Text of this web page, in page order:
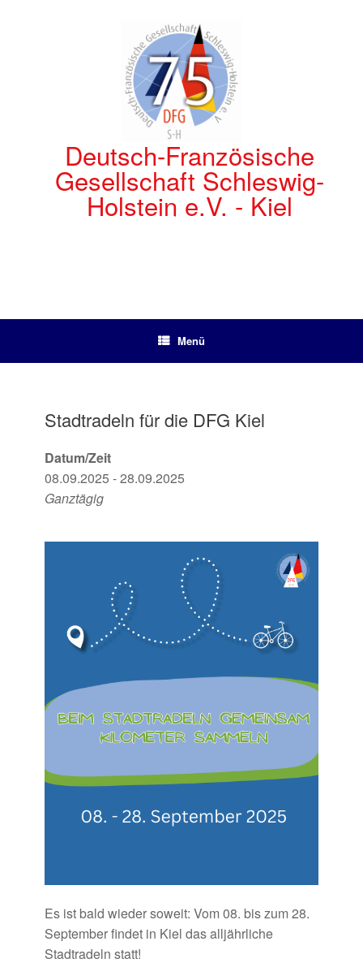
Deutsch-Französische
Gesellschaft Schleswig-
Holstein e.V. - Kiel
Menü
Stadtradeln für die DFG Kiel
Datum/Zeit
08.09.2025 - 28.09.2025
Ganztägig
Es ist bald wieder soweit: Vom 08. bis zum 28.
September findet in Kiel das alljährliche
Stadtradeln statt!